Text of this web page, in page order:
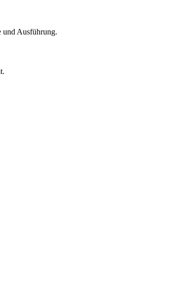
und Ausführung.